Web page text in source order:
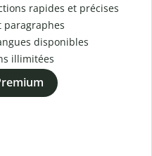
rapides et précises
paragraphes
disponibles
illimitées